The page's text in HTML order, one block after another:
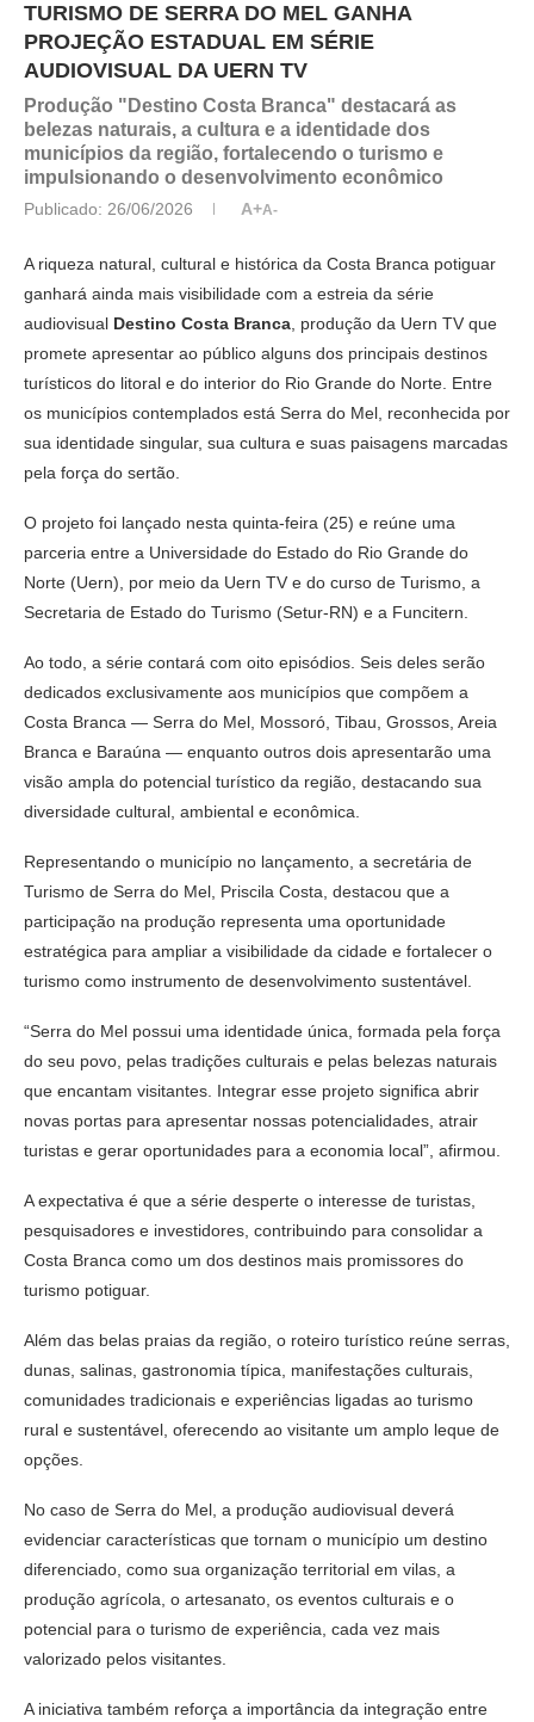
TURISMO DE SERRA DO MEL GANHA
PROJEÇÃO ESTADUAL EM SÉRIE
AUDIOVISUAL DA UERN TV
Produção "Destino Costa Branca" destacará as
belezas naturais, a cultura e a identidade dos
municípios da região, fortalecendo o turismo e
impulsionando o desenvolvimento econômico
Publicado: 26/06/2026 A+A-
A riqueza natural, cultural e histórica da Costa Branca potiguar
ganhará ainda mais visibilidade com a estreia da série
audiovisual Destino Costa Branca , produção da Uern TV que
promete apresentar ao público alguns dos principais destinos
turísticos do litoral e do interior do Rio Grande do Norte. Entre
os municípios contemplados está Serra do Mel, reconhecida por
sua identidade singular, sua cultura e suas paisagens marcadas
pela força do sertão.
O projeto foi lançado nesta quinta-feira (25) e reúne uma
parceria entre a Universidade do Estado do Rio Grande do
Norte (Uern), por meio da Uern TV e do curso de Turismo, a
Secretaria de Estado do Turismo (Setur-RN) e a Funcitern.
Ao todo, a série contará com oito episódios. Seis deles serão
dedicados exclusivamente aos municípios que compõem a
Costa Branca — Serra do Mel, Mossoró, Tibau, Grossos, Areia
Branca e Baraúna — enquanto outros dois apresentarão uma
visão ampla do potencial turístico da região, destacando sua
diversidade cultural, ambiental e econômica.
Representando o município no lançamento, a secretária de
Turismo de Serra do Mel, Priscila Costa, destacou que a
participação na produção representa uma oportunidade
estratégica para ampliar a visibilidade da cidade e fortalecer o
turismo como instrumento de desenvolvimento sustentável.
“Serra do Mel possui uma identidade única, formada pela força
do seu povo, pelas tradições culturais e pelas belezas naturais
que encantam visitantes. Integrar esse projeto significa abrir
novas portas para apresentar nossas potencialidades, atrair
turistas e gerar oportunidades para a economia local”, afirmou.
A expectativa é que a série desperte o interesse de turistas,
pesquisadores e investidores, contribuindo para consolidar a
Costa Branca como um dos destinos mais promissores do
turismo potiguar.
Além das belas praias da região, o roteiro turístico reúne serras,
dunas, salinas, gastronomia típica, manifestações culturais,
comunidades tradicionais e experiências ligadas ao turismo
rural e sustentável, oferecendo ao visitante um amplo leque de
opções.
No caso de Serra do Mel, a produção audiovisual deverá
evidenciar características que tornam o município um destino
diferenciado, como sua organização territorial em vilas, a
produção agrícola, o artesanato, os eventos culturais e o
potencial para o turismo de experiência, cada vez mais
valorizado pelos visitantes.
A iniciativa também reforça a importância da integração entre